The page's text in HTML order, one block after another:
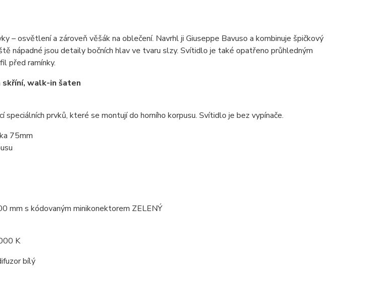
– osvětlení a zároveň věšák na oblečení. Navrhl ji Giuseppe Bavuso a kombinuje špičkový
nápadné jsou detaily bočních hlav ve tvaru slzy. Svítidlo je také opatřeno průhledným
před ramínky.
walk-in šaten
speciálních prvků, které se montují do horního korpusu. Svítidlo je bez vypínače.
75mm
mm s kódovaným minikonektorem ZELENÝ
K
bílý